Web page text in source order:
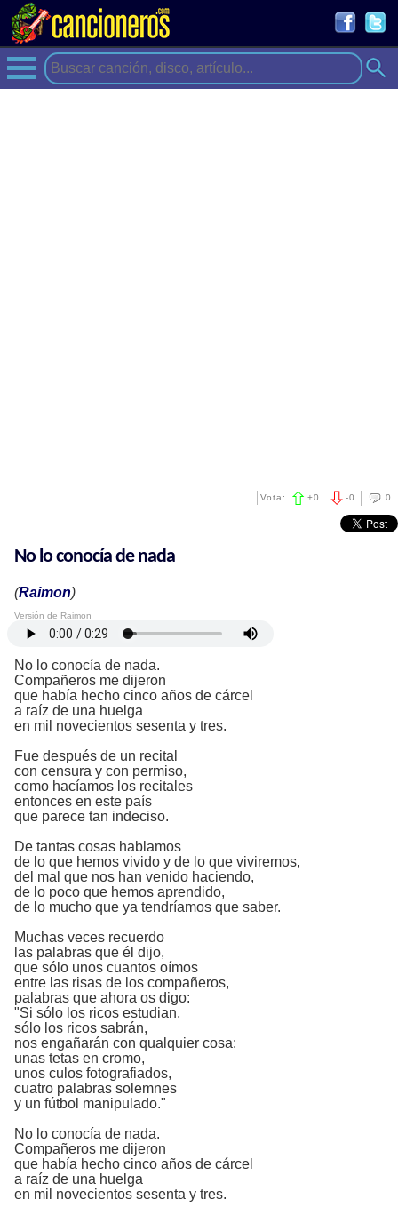
0
-0
Vota: +0
No lo conocía de nada
(Raimon)
Versión de Raimon
No lo conocía de nada.
Compañeros me dijeron
que había hecho cinco años de cárcel
a raíz de una huelga
en mil novecientos sesenta y tres.
Fue después de un recital
con censura y con permiso,
como hacíamos los recitales
entonces en este país
que parece tan indeciso.
De tantas cosas hablamos
de lo que hemos vivido y de lo que viviremos,
del mal que nos han venido haciendo,
de lo poco que hemos aprendido,
de lo mucho que ya tendríamos que saber.
Muchas veces recuerdo
las palabras que él dijo,
que sólo unos cuantos oímos
entre las risas de los compañeros,
palabras que ahora os digo:
"Si sólo los ricos estudian,
sólo los ricos sabrán,
nos engañarán con qualquier cosa:
unas tetas en cromo,
unos culos fotografiados,
cuatro palabras solemnes
y un fútbol manipulado."
No lo conocía de nada.
Compañeros me dijeron
que había hecho cinco años de cárcel
a raíz de una huelga
en mil novecientos sesenta y tres.